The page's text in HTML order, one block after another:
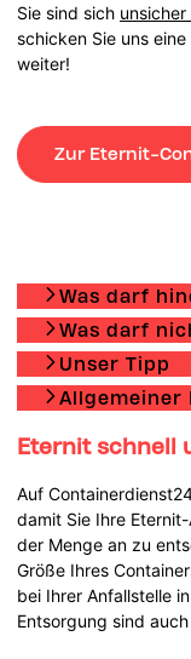
Sie sind sich
schicken Sie uns eine
weiter!
Zur Eternit-
Was darf
Was darf
Unser Tipp
Allgemeiner
Eternit schnell
Auf
damit Sie Ihre
der Menge an zu
Größe Ihres
bei Ihrer Anfallstelle
Entsorgung sind